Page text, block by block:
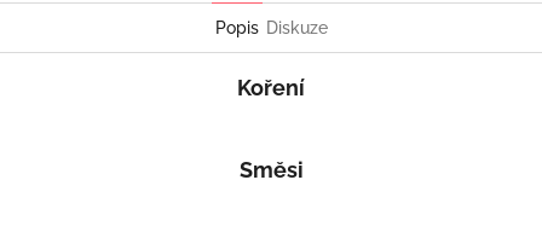
Popis Diskuze
Koření
Směsi